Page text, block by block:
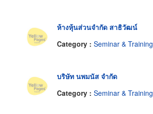
ห้างหุ้นส่วนจำกัด สาธิวัฒน์
Category : Seminar & Training
บริษัท นพมนัส จำกัด
Category : Seminar & Training